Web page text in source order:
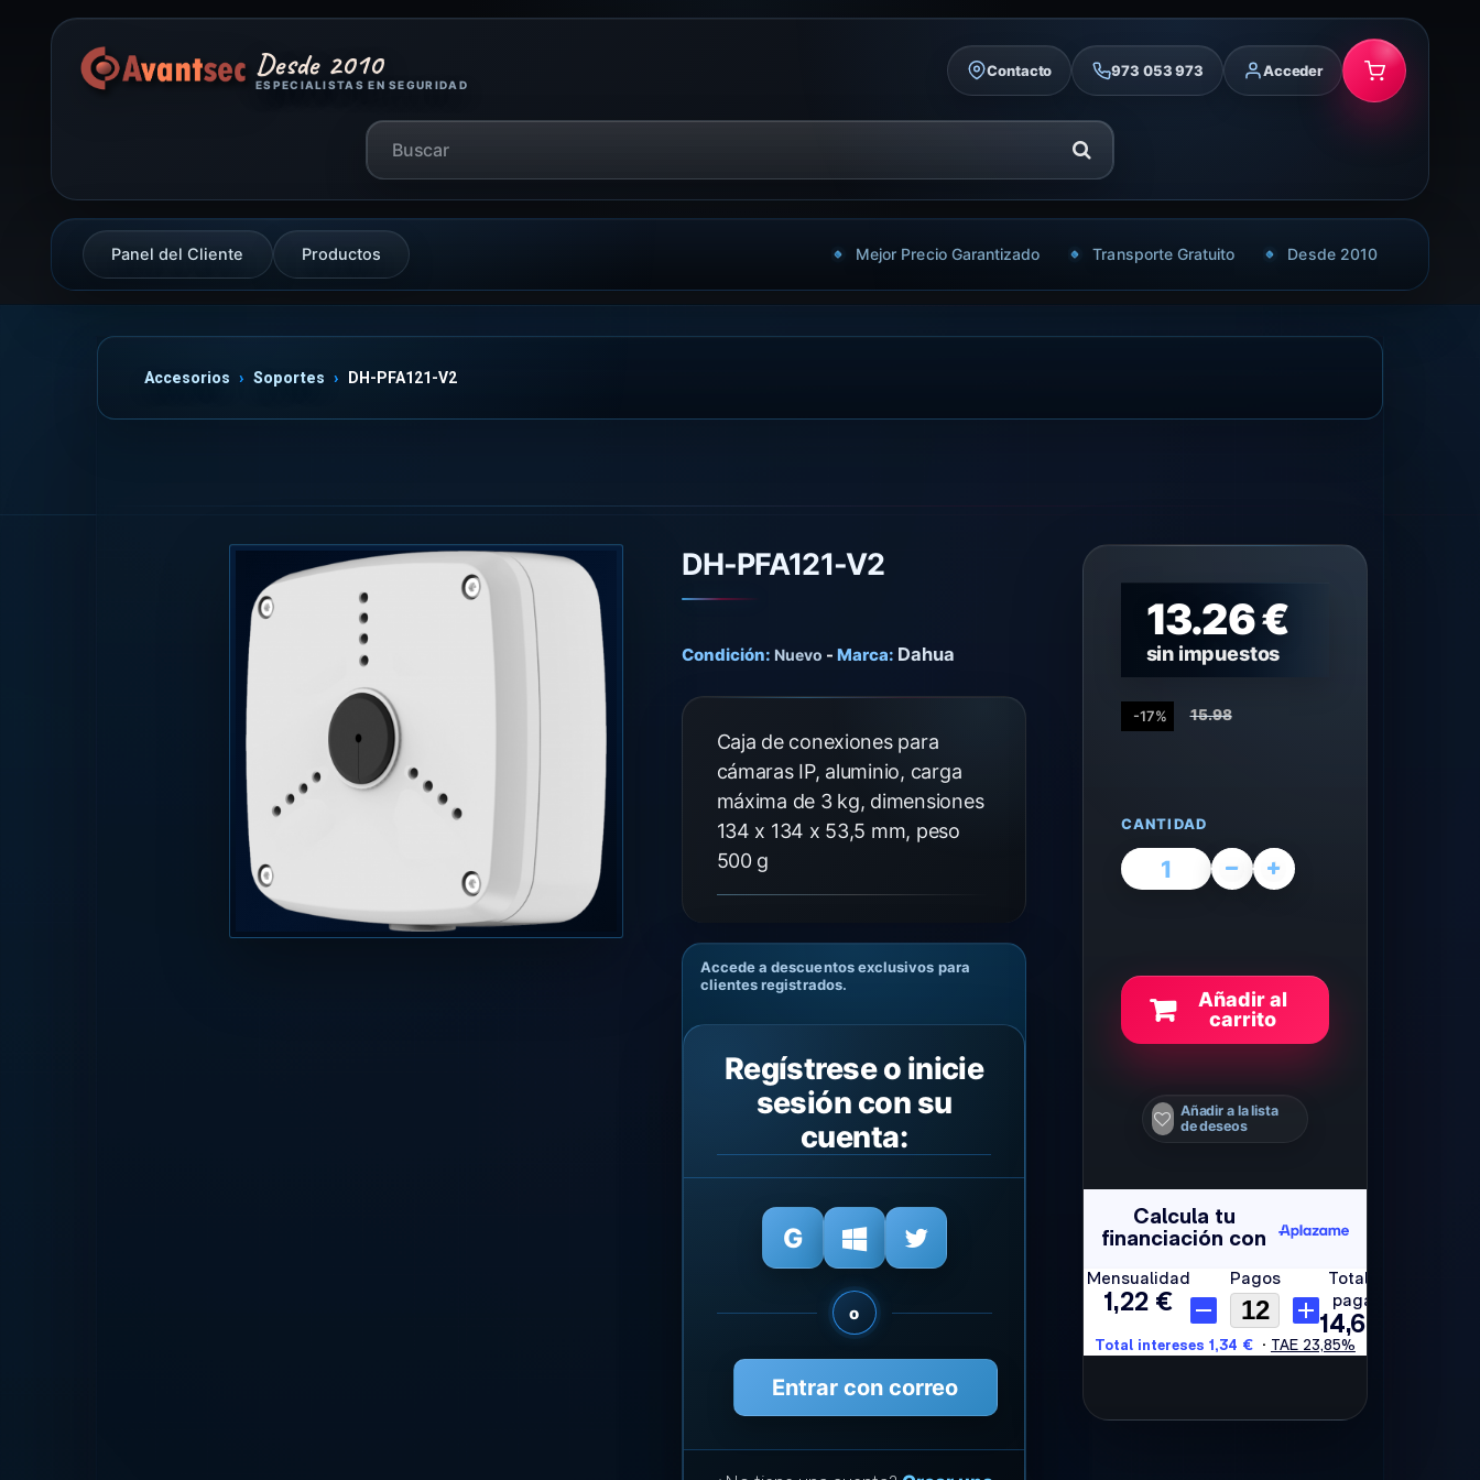
Desde 2010
ESPECIALISTAS EN SEGURIDAD
Contacto 973 053 973 Acceder
Panel del Cliente Productos Mejor Precio Garantizado Transporte Gratuito Desde 2010
Accesorios Soportes DH-PFA121-V2
DH-PFA121-V2
Condición: Nuevo - Marca: Dahua
Caja de conexiones para
cámaras IP, aluminio, carga
máxima de 3 kg, dimensiones
134 x 134 x 53,5 mm, peso
500 g
Accede a descuentos exclusivos para
clientes registrados.
Regístrese o inicie
sesión con su
cuenta:
o
Entrar con correo
13.26 €
sin impuestos
-17% 15.98
CANTIDAD
Añadir al
carrito
Añadir a la lista
de deseos